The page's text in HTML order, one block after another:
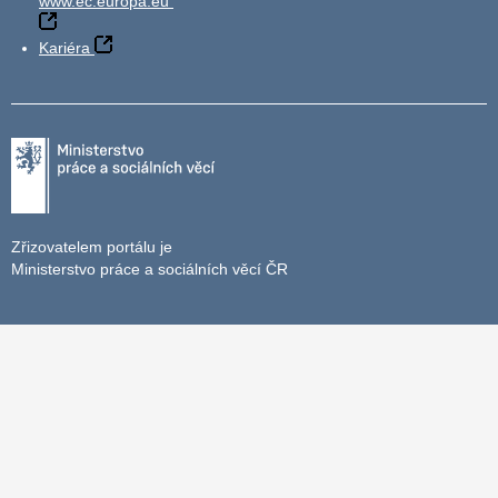
Kariéra
Zřizovatelem portálu je
Ministerstvo práce a sociálních věcí ČR